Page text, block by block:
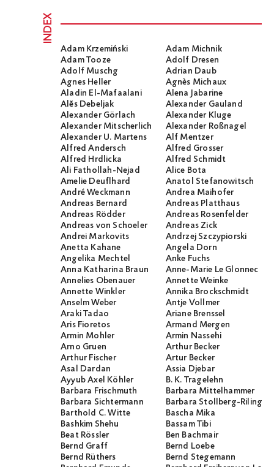
INDEX
Adam Krzemiński
Adam Michnik
Adam Tooze
Adolf Dresen
Adolf Muschg
Adrian Daub
Agnes Heller
Agnès Michaux
Aladin El-Mafaalani
Alena Jabarine
Alĕs Debeljak
Alexander Gauland
Alexander Görlach
Alexander Kluge
Alexander Mitscherlich
Alexander Roßnagel
Alexander U. Martens
Alf Mentzer
Alfred Andersch
Alfred Grosser
Alfred Hrdlicka
Alfred Schmidt
Ali Fathollah-Nejad
Alice Bota
Amelie Deuflhard
Anatol Stefanowitsch
André Weckmann
Andrea Maihofer
Andreas Bernard
Andreas Platthaus
Andreas Rödder
Andreas Rosenfelder
Andreas von Schoeler
Andreas Zick
Andrei Markovits
Andrzej Szczypiorski
Anetta Kahane
Angela Dorn
Angelika Mechtel
Anke Fuchs
Anna Katharina Braun
Anne-Marie Le Glonnec
Annelies Obenauer
Annette Weinke
Annette Winkler
Annika Brockschmidt
Anselm Weber
Antje Vollmer
Araki Tadao
Ariane Brenssel
Aris Fioretos
Armand Mergen
Armin Mohler
Armin Nassehi
Arno Gruen
Arthur Becker
Arthur Fischer
Artur Becker
Asal Dardan
Assia Djebar
Ayyub Axel Köhler
B. K. Tragelehn
Barbara Frischmuth
Barbara Mittelhammer
Barbara Sichtermann
Barbara Stollberg-Rilinger
Barthold C. Witte
Bascha Mika
Bashkim Shehu
Bassam Tibi
Beat Rössler
Ben Bachmair
Bernd Graff
Bernd Loebe
Bernd Rüthers
Bernd Stegemann